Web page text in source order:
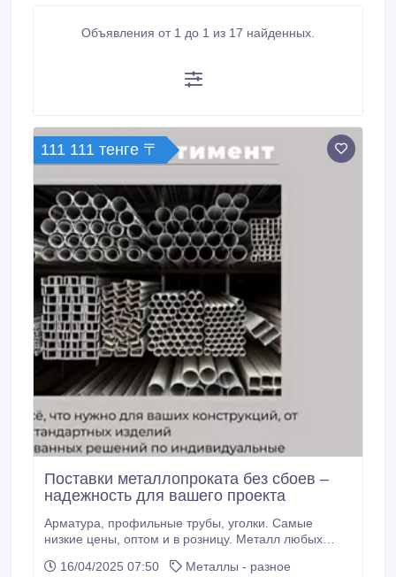
Объявления от 1 до 1 из 17 найденных.
111 111 тенге 〒
Поставки металлопроката без сбоев –
надежность для вашего проекта
Арматура, профильные трубы, уголки. Самые
низкие цены, оптом и в розницу. Металл любых
металлопрокат, широкий ассортимент, имеются все
16/04/2025 07:50
Металлы - разное